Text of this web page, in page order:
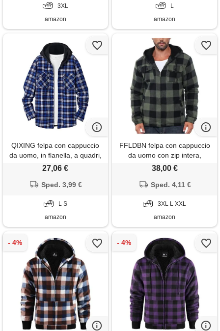
3XL
amazon
cappotto con cappuccio,
grigio rosso
L
amazon
QIXING felpa con cappuccio
da uomo, in flanella, a quadri,
con fodera in pile, calda, a
bottoni, bianco blu, l
27,06 €
Sped. 3,99 €
L S
amazon
FFLDBN felpa con cappuccio
da uomo con zip intera,
pesante, foderata in pile
flanella, calda, invernale, a
tasche, verde, large
38,00 €
Sped. 4,11 €
3XL L XXL
amazon